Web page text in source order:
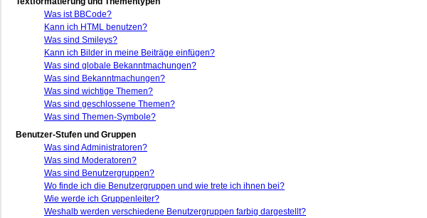
Was ist BBCode?
Kann ich HTML benutzen?
Was sind Smileys?
Kann ich Bilder in meine Beiträge einfügen?
Was sind globale Bekanntmachungen?
Was sind Bekanntmachungen?
Was sind wichtige Themen?
Was sind geschlossene Themen?
Was sind Themen-Symbole?
Benutzer-Stufen und Gruppen
Was sind Administratoren?
Was sind Moderatoren?
Was sind Benutzergruppen?
Wo finde ich die Benutzergruppen und wie trete ich ihnen bei?
Wie werde ich Gruppenleiter?
Weshalb werden verschiedene Benutzergruppen farbig dargestellt?